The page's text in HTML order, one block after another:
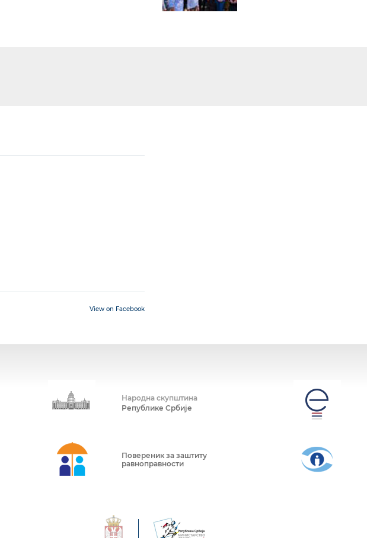
View on Facebook
Народна скупштина
Републике Србије
Повереник за заштиту
равноправности